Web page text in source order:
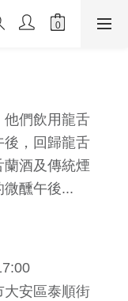
他們飲用龍舌
後，回歸龍舌
酒及傳統煙
微醺午後...
大安區泰順街